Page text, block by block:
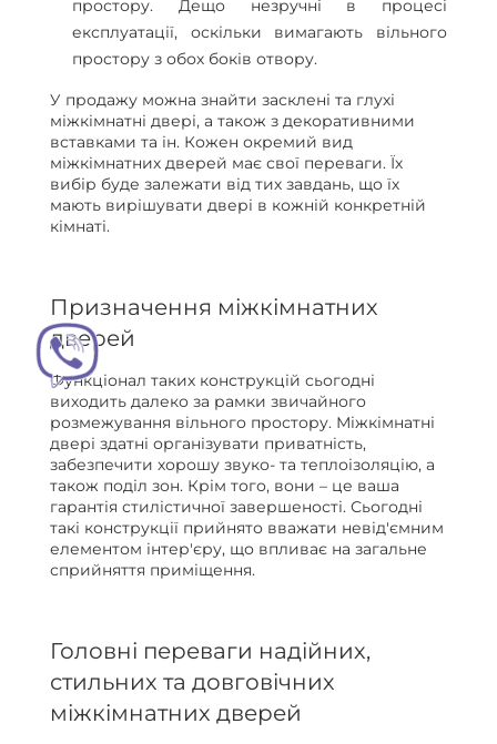
простору. Дещо незручні в процесі
експлуатації, оскільки вимагають вільного
простору з обох боків отвору.
У продажу можна знайти засклені та глухі
міжкімнатні двері, а також з декоративними
вставками та ін. Кожен окремий вид
міжкімнатних дверей має свої переваги. Їх
вибір буде залежати від тих завдань, що їх
мають вирішувати двері в кожній конкретній
кімнаті.
Призначення міжкімнатних
дверей
Функціонал таких конструкцій сьогодні
виходить далеко за рамки звичайного
розмежування вільного простору. Міжкімнатні
двері здатні організувати приватність,
забезпечити хорошу звуко- та теплоізоляцію, а
також поділ зон. Крім того, вони – це ваша
гарантія стилістичної завершеності. Сьогодні
такі конструкції прийнято вважати невід'ємним
елементом інтер'єру, що впливає на загальне
сприйняття приміщення.
Головні переваги надійних,
стильних та довговічних
міжкімнатних дверей